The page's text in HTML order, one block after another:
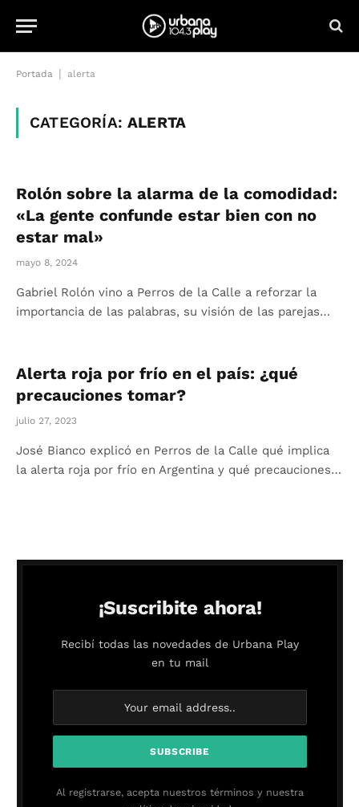
Portada alerta
CATEGORÍA:ALERTA
Rolón sobre la alarma de la comodidad:
«La gente confunde estar bien con no
estar mal»
mayo 8, 2024
Gabriel Rolón vino a Perros de la Calle a reforzar la
importancia de las palabras, su visión de las parejas…
Alerta roja por frío en el país: ¿qué
precauciones tomar?
julio 27, 2023
José Bianco explicó en Perros de la Calle qué implica
la alerta roja por frío en Argentina y qué precauciones…
¡Suscribite ahora!
Recibí todas las novedades de Urbana Play
en tu mail
Al registrarse, acepta nuestros términos y nuestra